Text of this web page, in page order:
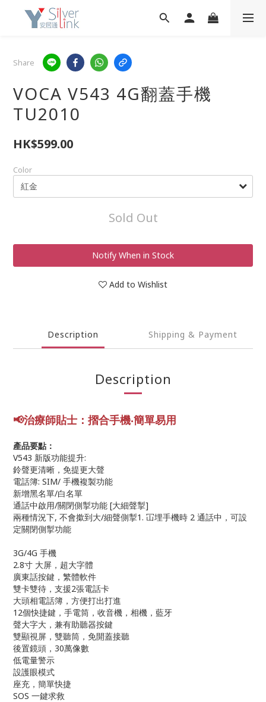
Share
VOCA V543 4G翻蓋手機
TU2010
HK$599.00
Color
Sold Out
Notify When in Stock
Add to Wishlist
Description Shipping & Payment
Description
📢治療師貼士 ：摺合手機‧簡單易用
產品要點：
V543 新版功能提升:
鈴聲更清晰，免提更大聲
電話簿: SIM/ 手機複製功能
新增黑名單/白名單
通話中啟用/關閉側掣功能 [大細聲掣]
兩種情況下, 不會撳到大/細聲側掣1. 冚埋手機時 2 通話中 ， 可設
定關閉側掣功能
3G/4G 手機
2.8寸 大屏，超大字體
廣東話按鍵，繁體軟件
雙卡雙待，支援2張電話卡
大頭相電話簿，方便打出打進
12個快捷鍵， 手電筒，收音機，相機，藍牙
聲大字大，兼有助聽器按鍵
雙顯視屏，雙聽筒，免開蓋接聽
後置鏡頭，30萬像數
低電量警示
設護眼模式
座充，簡單快捷
SOS 一鍵求救